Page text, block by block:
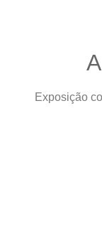
Exposição